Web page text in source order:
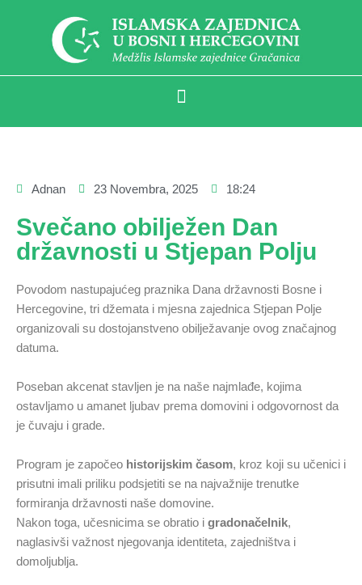
Adnan 23 Novembra, 2025 18:24
Svečano obilježen Dan
državnosti u Stjepan Polju
Povodom nastupajućeg praznika Dana državnosti Bosne i
Hercegovine, tri džemata i mjesna zajednica Stjepan Polje
organizovali su dostojanstveno obilježavanje ovog značajnog
datuma.
Poseban akcenat stavljen je na naše najmlađe, kojima
ostavljamo u amanet ljubav prema domovini i odgovornost da
je čuvaju i grade.
Program je započeo historijskim časom, kroz koji su učenici i
prisutni imali priliku podsjetiti se na najvažnije trenutke
formiranja državnosti naše domovine.
Nakon toga, učesnicima se obratio i gradonačelnik,
naglasivši važnost njegovanja identiteta, zajedništva i
domoljublja.